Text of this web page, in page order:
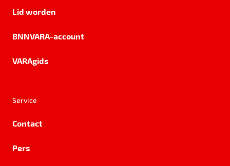
Lid worden
BNNVARA-account
VARAgids
Service
Contact
Pers